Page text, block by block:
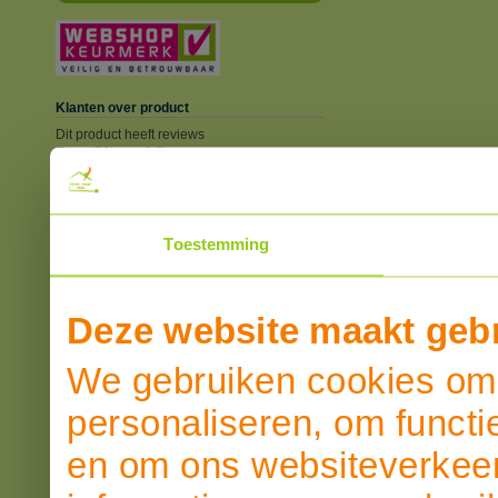
Toestemming
Deze website maakt
We gebruiken cookies
personaliseren, om
en om ons
Klanten over product
Dit product heeft reviews
Overall beoordeling
SCHRIJF EEN REVIEW